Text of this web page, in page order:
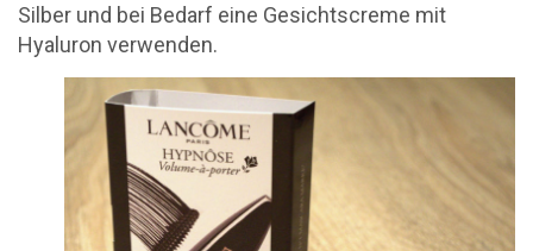
Silber und bei Bedarf eine Gesichtscreme mit
Hyaluron verwenden.